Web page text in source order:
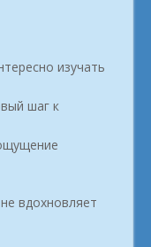
изучать
шаг к
вдохновляет